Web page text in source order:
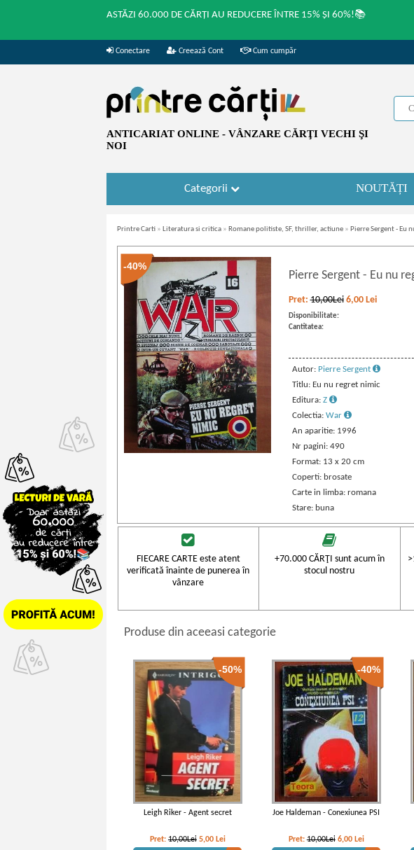
ASTĂZI 60.000 DE CĂRȚI AU REDUCERE ÎNTRE 15% ȘI 60%!📚
Conectare Creează Cont Cum cumpăr
ANTICARIAT ONLINE - VÂNZARE CĂRŢI VECHI ŞI
NOI
Categorii NOUTĂȚI
Printre Carti » Literatura si critica » Romane politiste, SF, thriller, actiune » Pierre Sergent - Eu
-40%
Pierre Sergent - Eu nu
Pret:10,00Lei 6,00 Lei
Disponibilitate:
Cantitatea:
Autor: Pierre Sergent
Titlu: Eu nu regret nimic
Editura: Z
Colectia: War
An aparitie: 1996
Nr pagini: 490
Format: 13 x 20 cm
Coperti: brosate
Carte in limba: romana
Stare: buna
FIECARE CARTE este atent
verificată înainte de punerea în
vânzare
+70.000 CĂRŢI sunt acum în
stocul nostru
Produse din aceeasi categorie
-50%
Leigh Riker - Agent secret
Pret: 10,00Lei 5,00 Lei
-40%
Joe Haldeman - Conexiunea PSI
Pret:10,00Lei 6,00 Lei